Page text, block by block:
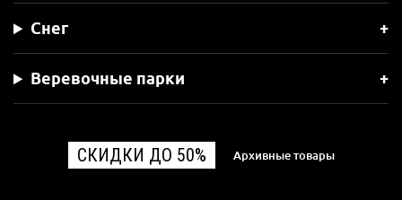
Снег
Веревочные парки
СКИДКИ ДО 50% Архивные товары